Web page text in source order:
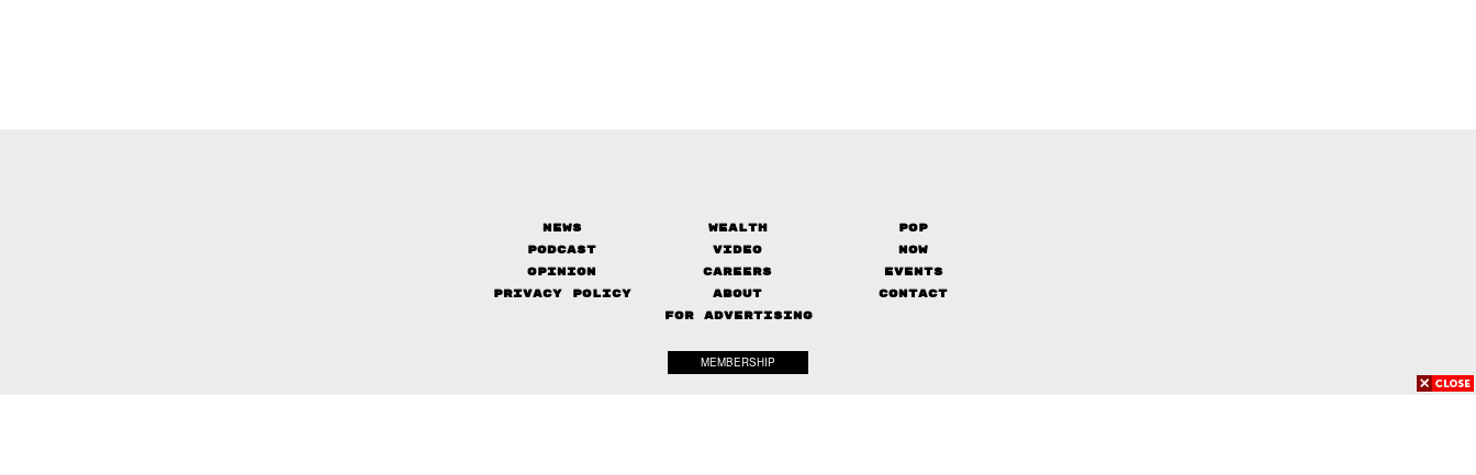
News Wealth
Pop
Podcast
Video
Now
Opinion
Careers
Events
Privacy Policy
About
Contact
FOR ADVERTISING
MEMBERSHIP